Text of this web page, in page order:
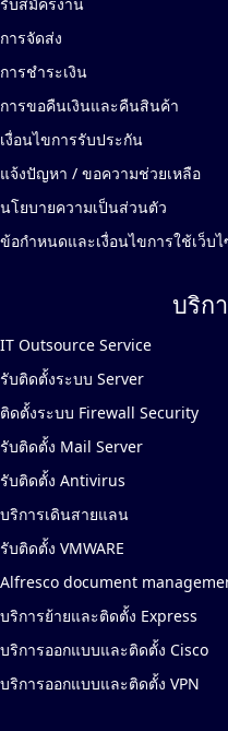
การจัดส่ง
การชำระเงิน
การขอคืนเงินและคืนสินค้า
เงื่อนไขการรับประกัน
แจ้งปัญหา / ขอความช่วยเหลือ
นโยบายความเป็นส่วนตัว
ข้อกำหนดและเงื่อนไขการใช้เว็บ
บริก
IT Outsource Service
รับติดตั้งระบบ Server
ติดตั้งระบบ Firewall Security
รับติดตั้ง Mail Server
รับติดตั้ง Antivirus
บริการเดินสายแลน
รับติดตั้ง VMWARE
Alfresco document
บริการย้ายและติดตั้ง Express
บริการออกแบบและติดตั้ง Cisco
บริการออกแบบและติดตั้ง VPN